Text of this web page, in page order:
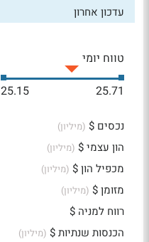
עדכון אחרון
טווח יומי
25.71
25.15
נכסים $ (מיליון)
הון עצמי $ (מיליון)
מכפיל הון $ (מיליון)
מזומן $ (מיליון)
רווח למניה $
הכנסות שנתיות $ (מיליון)